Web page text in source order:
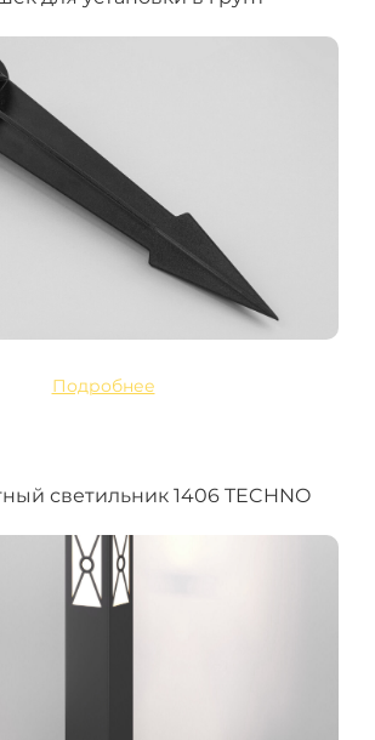
Подробнее
светильник 1406 TECHNO